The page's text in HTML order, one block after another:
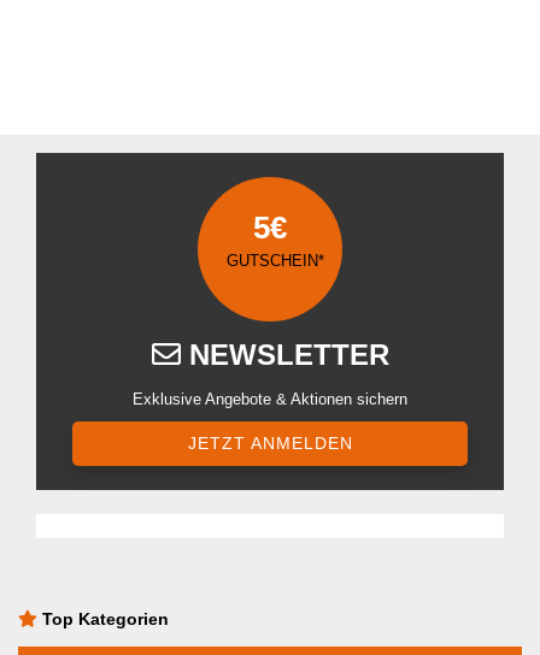
5€
GUTSCHEIN*
NEWSLETTER
Exklusive Angebote & Aktionen sichern
JETZT ANMELDEN
Top Kategorien